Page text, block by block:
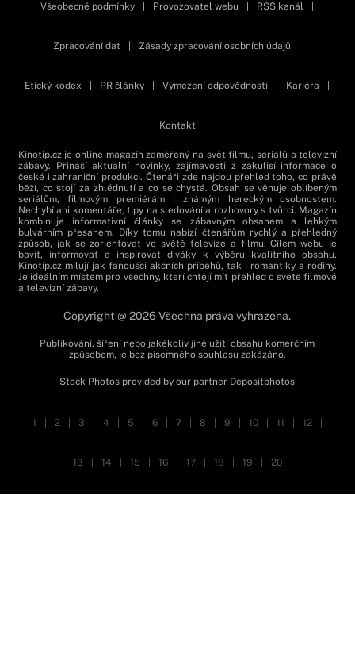
Všeobecné podmínky Provozovatel webu RSS kanál
Zpracování dat Zásady zpracování osobních údajů
Etický kodex PR články Vymezení odpovědnosti Kariéra
Kontakt
Kinotip.cz je online magazín zaměřený na svět filmu, seriálů a televizní
zábavy. Přináší aktuální novinky, zajímavosti z zákulisí informace o
české i zahraniční produkci. Čtenáři zde najdou přehled toho, co právě
běží, co stojí za zhlédnutí a co se chystá. Obsah se věnuje oblíbeným
seriálům, filmovým premiérám i známým hereckým osobnostem.
Nechybí ani komentáře, tipy na sledování a rozhovory s tvůrci. Magazín
kombinuje informativní články se zábavným obsahem a lehkým
bulvárním přesahem. Díky tomu nabízí čtenářům rychlý a přehledný
způsob, jak se zorientovat ve světě televize a filmu. Cílem webu je
bavit, informovat a inspirovat diváky k výběru kvalitního obsahu.
Kinotip.cz milují jak fanoušci akčních příběhů, tak i romantiky a rodiny.
Je ideálním místem pro všechny, kteří chtějí mít přehled o světě filmové
a televizní zábavy.
Copyright @ 2026 Všechna práva vyhrazena.
Publikování, šíření nebo jakékoliv jiné užití obsahu komerčním
způsobem, je bez písemného souhlasu zakázáno.
Stock Photos provided by our partner Depositphotos
1 2 3 4 5 6 7 8 9 10 11 12
13 14 15 16 17 18 19 20